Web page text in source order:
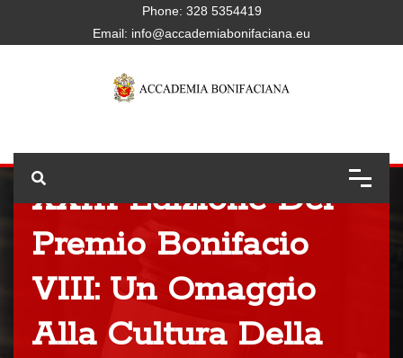
Phone: 328 5354419
Email: info@accademiabonifaciana.eu
XXIII Edizione Del
Premio Bonifacio
VIII: Un Omaggio
Alla Cultura Della